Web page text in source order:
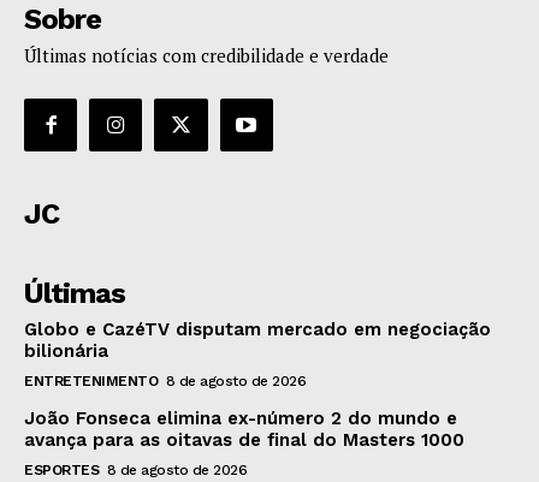
Sobre
Últimas notícias com credibilidade e verdade
JC
Últimas
Globo e CazéTV disputam mercado em negociação
bilionária
ENTRETENIMENTO 8 de agosto de 2026
João Fonseca elimina ex-número 2 do mundo e
avança para as oitavas de final do Masters 1000
ESPORTES 8 de agosto de 2026